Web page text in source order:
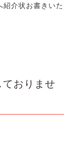
介状お書きいた
おりませ